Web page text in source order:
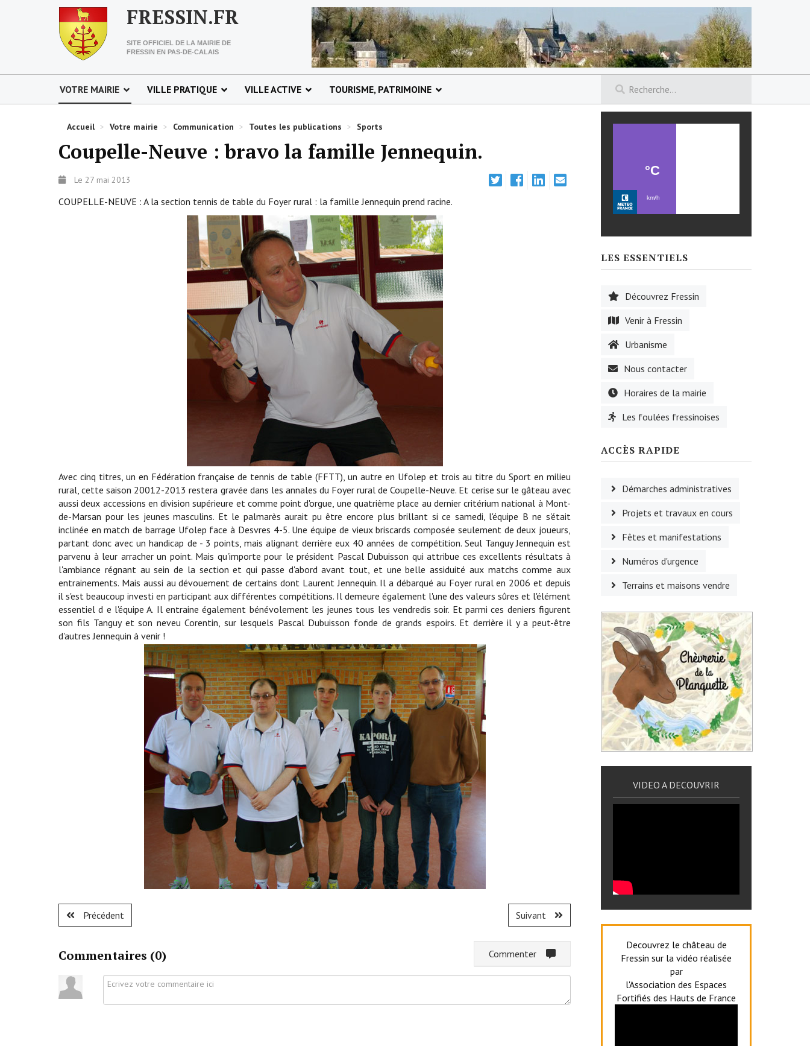
FRESSIN.FR
SITE OFFICIEL DE LA MAIRIE DE
FRESSIN EN PAS-DE-CALAIS
VOTRE MAIRIE VILLE PRATIQUE VILLE ACTIVE TOURISME, PATRIMOINE
Accueil > Votre mairie > Communication > Toutes les publications > Sports
Coupelle-Neuve : bravo la famille Jennequin.
Le 27 mai 2013
COUPELLE-NEUVE : A la section tennis de table du Foyer rural : la famille Jennequin prend racine.
Avec cinq titres, un en Fédération française de tennis de table (FFTT), un autre en Ufolep et trois au titre du Sport en milieu
rural, cette saison 20012-2013 restera gravée dans les annales du Foyer rural de Coupelle-Neuve. Et cerise sur le gâteau avec
aussi deux accessions en division supérieure et comme point d'orgue, une quatrième place au dernier critérium national à Mont-
de-Marsan pour les jeunes masculins. Et le palmarès aurait pu être encore plus brillant si ce samedi, l'équipe B ne s'était
inclinée en match de barrage Ufolep face à Desvres 4-5. Une équipe de vieux briscards composée seulement de deux joueurs,
partant donc avec un handicap de - 3 points, mais alignant derrière eux 40 années de compétition. Seul Tanguy Jennequin est
parvenu à leur arracher un point. Mais qu'importe pour le président Pascal Dubuisson qui attribue ces excellents résultats à
l'ambiance régnant au sein de la section et qui passe d'abord avant tout, et une belle assiduité aux matchs comme aux
entrainements. Mais aussi au dévouement de certains dont Laurent Jennequin. Il a débarqué au Foyer rural en 2006 et depuis
il s'est beaucoup investi en participant aux différentes compétitions. Il demeure également l'une des valeurs sûres et l'élément
essentiel d e l'équipe A. Il entraine également bénévolement les jeunes tous les vendredis soir. Et parmi ces deniers figurent
son fils Tanguy et son neveu Corentin, sur lesquels Pascal Dubuisson fonde de grands espoirs. Et derrière il y a peut-être
d'autres Jennequin à venir !
Précédent Suivant
Commentaires (0)
LES ESSENTIELS
Découvrez Fressin
Venir à Fressin
Urbanisme
Nous contacter
Horaires de la mairie
Les foulées fressinoises
ACCÈS RAPIDE
Démarches administratives
Projets et travaux en cours
Fêtes et manifestations
Numéros d'urgence
Terrains et maisons vendre
VIDEO A DECOUVRIR
Decouvrez le château de
Fressin sur la vidéo réalisée
par
l'Association des Espaces
Fortifiés des Hauts de France